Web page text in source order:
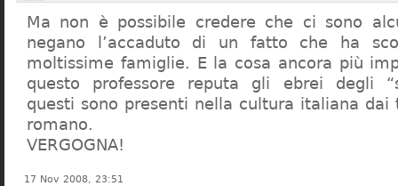
Ma non è possibile credere che ci sono
negano l’accaduto di un fatto che ha
moltissime famiglie. E la cosa ancora più
questo professore reputa gli ebrei degli
questi sono presenti nella cultura italiana dai
romano.
VERGOGNA!
17 Nov 2008, 23:51